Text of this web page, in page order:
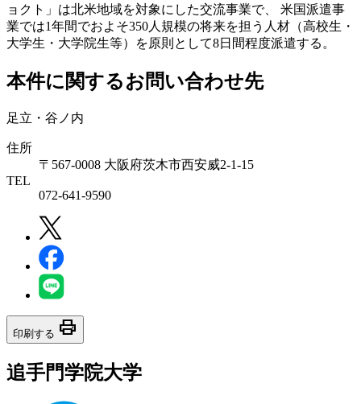
ョクト」は北米地域を対象にした交流事業で、 米国派遣事
業では1年間でおよそ350人規模の将来を担う人材（高校生・
大学生・大学院生等）を原則として8日間程度派遣する。
本件に関するお問い合わせ先
足立・谷ノ内
住所
〒567-0008 大阪府茨木市西安威2-1-15
TEL
072-641-9590
印刷する print
追手門学院大学